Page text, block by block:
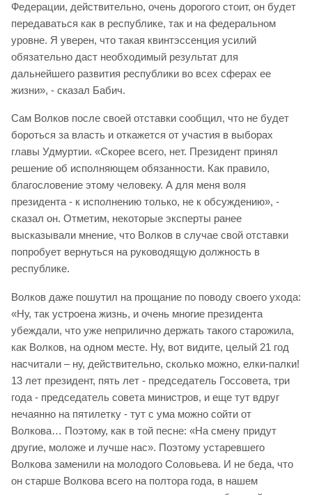
Федерации, действительно, очень дорогого стоит, он будет
передаваться как в республике, так и на федеральном
уровне. Я уверен, что такая квинтэссенция усилий
обязательно даст необходимый результат для
дальнейшего развития республики во всех сферах ее
жизни», - сказал Бабич.
Сам Волков после своей отставки сообщил, что не будет
бороться за власть и откажется от участия в выборах
главы Удмуртии. «Скорее всего, нет. Президент принял
решение об исполняющем обязанности. Как правило,
благословение этому человеку. А для меня воля
президента - к исполнению только, не к обсуждению», -
сказал он. Отметим, некоторые эксперты ранее
высказывали мнение, что Волков в случае свой отставки
попробует вернуться на руководящую должность в
республике.
Волков даже пошутил на прощание по поводу своего ухода:
«Ну, так устроена жизнь, и очень многие президента
убеждали, что уже неприлично держать такого старожила,
как Волков, на одном месте. Ну, вот видите, целый 21 год
насчитали – ну, действительно, сколько можно, елки-палки!
13 лет президент, пять лет - председатель Госсовета, три
года - председатель совета министров, и еще тут вдруг
нечаянно на пятилетку - тут с ума можно сойти от
Волкова… Поэтому, как в той песне: «На смену придут
другие, моложе и лучше нас». Поэтому устаревшего
Волкова заменили на молодого Соловьева. И не беда, что
он старше Волкова всего на полтора года, в нашем